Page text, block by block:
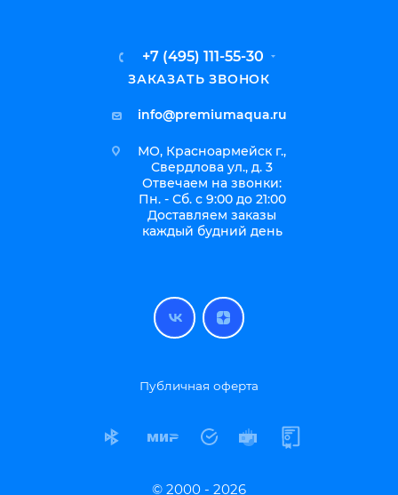
+7 (495) 111-55-30
ЗАКАЗАТЬ ЗВОНОК
info@premiumaqua.ru
МО, Красноармейск г.,
Свердлова ул., д. 3
Отвечаем на звонки:
Пн. - Сб. с 9:00 до 21:00
Доставляем заказы
каждый будний день
Публичная оферта
© 2000 - 2026